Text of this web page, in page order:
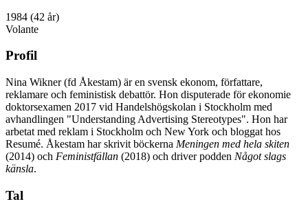
1984 (42 år)
Volante
Profil
Nina Wikner (fd Åkestam) är en svensk ekonom, författare,
reklamare och feministisk debattör. Hon disputerade för ekonomie
doktorsexamen 2017 vid Handelshögskolan i Stockholm med
avhandlingen "Understanding Advertising Stereotypes". Hon har
arbetat med reklam i Stockholm och New York och bloggat hos
Resumé. Åkestam har skrivit böckerna Meningen med hela skiten
(2014) och Feministfällan (2018) och driver podden Något slags
känsla.
Tal